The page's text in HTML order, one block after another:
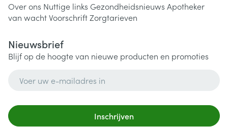
Over ons Nuttige links Gezondheidsnieuws Apotheker
van wachtVoorschriftZorgtarieven
Nieuwsbrief
Blijf op de hoogte van nieuwe producten en promoties
Inschrijven